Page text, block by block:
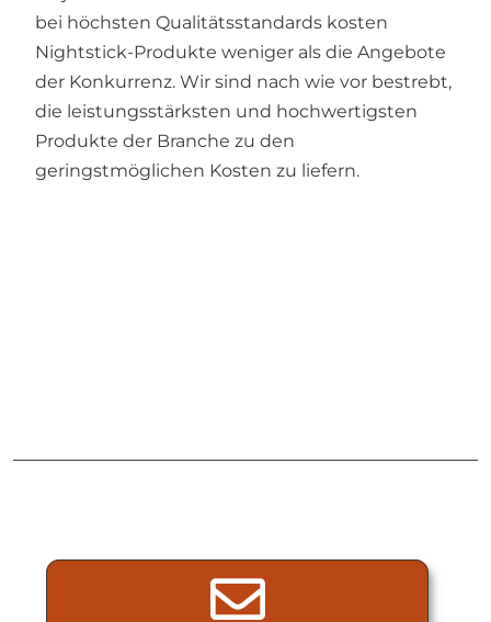
bei höchsten Qualitätsstandards kosten
Nightstick-Produkte weniger als die Angebote
der Konkurrenz. Wir sind nach wie vor bestrebt,
die leistungsstärksten und hochwertigsten
Produkte der Branche zu den
geringstmöglichen Kosten zu liefern.